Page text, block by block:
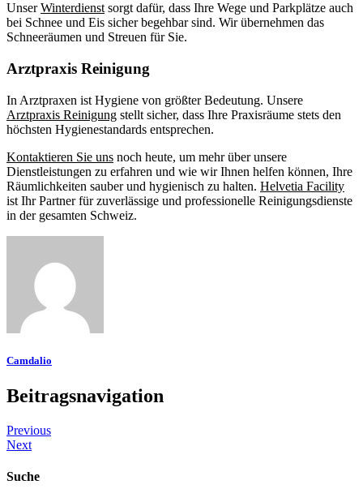
UnserWinterdienst sorgt dafür, dass Ihre Wege und Parkplätze auch
bei Schnee und Eis sicher begehbar sind. Wir übernehmen das
Schneeräumen und Streuen für Sie.
Arztpraxis Reinigung
In Arztpraxen ist Hygiene von größter Bedeutung. Unsere
Arztpraxis Reinigung stellt sicher, dass Ihre Praxisräume stets den
höchsten Hygienestandards entsprechen.
Kontaktieren Sie uns noch heute, um mehr über unsere
Dienstleistungen zu erfahren und wie wir Ihnen helfen können, Ihre
Räumlichkeiten sauber und hygienisch zu halten. Helvetia Facility
ist Ihr Partner für zuverlässige und professionelle Reinigungsdienste
in der gesamten Schweiz.
Camdalio
Beitragsnavigation
Previous
Next
Suche